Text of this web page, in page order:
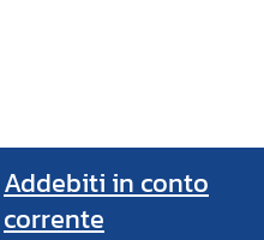
Addebiti in conto
corrente